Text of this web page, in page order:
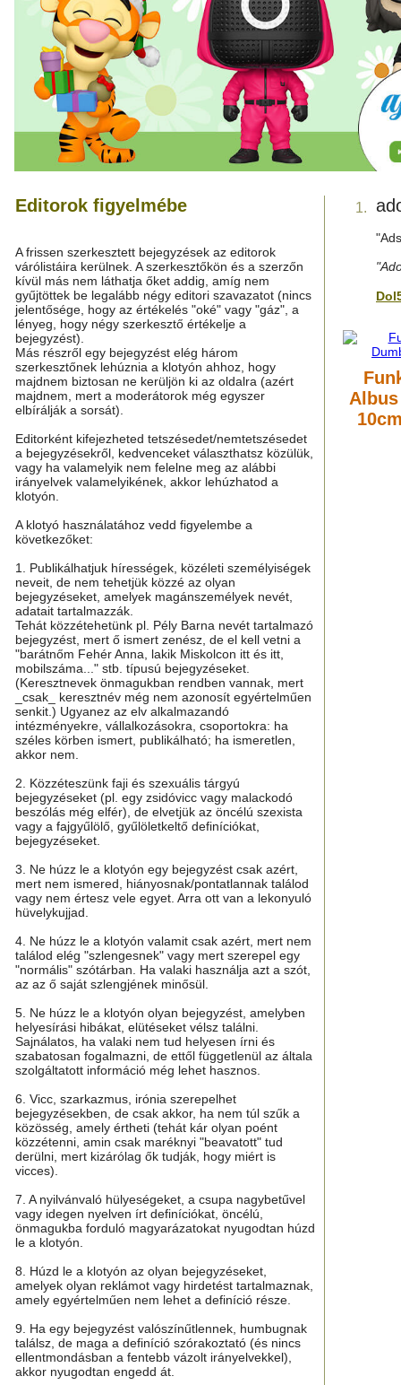
Editorok figyelmébe
A frissen szerkesztett bejegyzések az editorok
várólistáira kerülnek. A szerkesztőkön és a szerzőn
kívül más nem láthatja őket addig, amíg nem
gyűjtöttek be legalább négy editori szavazatot (nincs
jelentősége, hogy az értékelés "oké" vagy "gáz", a
lényeg, hogy négy szerkesztő értékelje a
bejegyzést).
Más részről egy bejegyzést elég három
szerkesztőnek lehúznia a klotyón ahhoz, hogy
majdnem biztosan ne kerüljön ki az oldalra (azért
majdnem, mert a moderátorok még egyszer
elbírálják a sorsát).
Editorként kifejezheted tetszésedet/nemtetszésedet
a bejegyzésekről, kedvenceket választhatsz közülük,
vagy ha valamelyik nem felelne meg az alábbi
irányelvek valamelyikének, akkor lehúzhatod a
klotyón.
A klotyó használatához vedd figyelembe a
következőket:
1. Publikálhatjuk hírességek, közéleti személyiségek
neveit, de nem tehetjük közzé az olyan
bejegyzéseket, amelyek magánszemélyek nevét,
adatait tartalmazzák.
Tehát közzétehetünk pl. Pély Barna nevét tartalmazó
bejegyzést, mert ő ismert zenész, de el kell vetni a
"barátnőm Fehér Anna, lakik Miskolcon itt és itt,
mobilszáma..." stb. típusú bejegyzéseket.
(Keresztnevek önmagukban rendben vannak, mert
_csak_ keresztnév még nem azonosít egyértelműen
senkit.) Ugyanez az elv alkalmazandó
intézményekre, vállalkozásokra, csoportokra: ha
széles körben ismert, publikálható; ha ismeretlen,
akkor nem.
2. Közzéteszünk faji és szexuális tárgyú
bejegyzéseket (pl. egy zsidóvicc vagy malackodó
beszólás még elfér), de elvetjük az öncélú szexista
vagy a fajgyűlölő, gyűlöletkeltő definíciókat,
bejegyzéseket.
3. Ne húzz le a klotyón egy bejegyzést csak azért,
mert nem ismered, hiányosnak/pontatlannak találod
vagy nem értesz vele egyet. Arra ott van a lekonyuló
hüvelykujjad.
4. Ne húzz le a klotyón valamit csak azért, mert nem
találod elég "szlengesnek" vagy mert szerepel egy
"normális" szótárban. Ha valaki használja azt a szót,
az az ő saját szlengjének minősül.
5. Ne húzz le a klotyón olyan bejegyzést, amelyben
helyesírási hibákat, elütéseket vélsz találni.
Sajnálatos, ha valaki nem tud helyesen írni és
szabatosan fogalmazni, de ettől függetlenül az általa
szolgáltatott információ még lehet hasznos.
6. Vicc, szarkazmus, irónia szerepelhet
bejegyzésekben, de csak akkor, ha nem túl szűk a
közösség, amely értheti (tehát kár olyan poént
közzétenni, amin csak maréknyi "beavatott" tud
derülni, mert kizárólag ők tudják, hogy miért is
vicces).
7. A nyilvánvaló hülyeségeket, a csupa nagybetűvel
vagy idegen nyelven írt definíciókat, öncélú,
önmagukba forduló magyarázatokat nyugodtan húzd
le a klotyón.
8. Húzd le a klotyón az olyan bejegyzéseket,
amelyek olyan reklámot vagy hirdetést tartalmaznak,
amely egyértelműen nem lehet a definíció része.
9. Ha egy bejegyzést valószínűtlennek, humbugnak
találsz, de maga a definíció szórakoztató (és nincs
ellentmondásban a fentebb vázolt irányelvekkel),
akkor nyugodtan engedd át.
1.